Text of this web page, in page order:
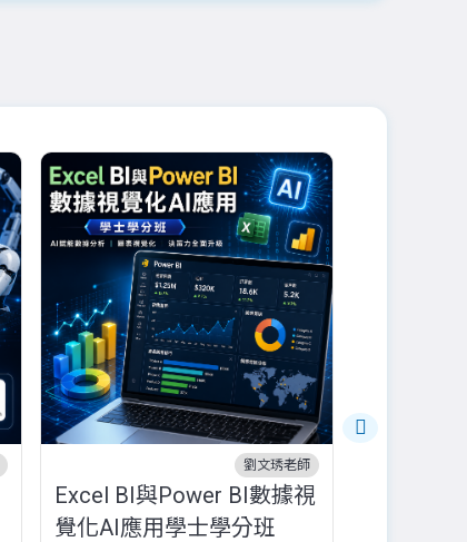
劉文琇老師
Excel BI與Power BI數據視
覺化AI應用學士學分班